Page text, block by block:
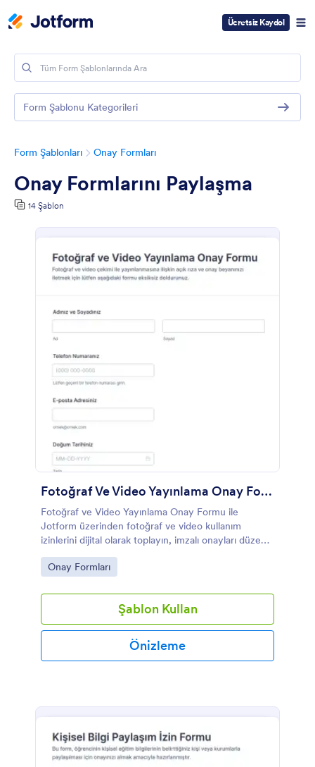
Ücretsiz Kaydol
Form Şablonları Onay Formları
Onay Formlarını Paylaşma
14 Şablon
Fotoğraf Ve Video Yayınlama Onay Formu
Fotoğraf ve Video Yayınlama Onay Formu ile
Jotform üzerinden fotoğraf ve video kullanım
izinlerini dijital olarak toplayın, imzalı onayları düzenli
biçimde yönetin ve veri toplamayı hızlandırın.
Go to Category:
Onay Formları
Şablon Kullan
Önizleme
Form Şablonu Kategorileri